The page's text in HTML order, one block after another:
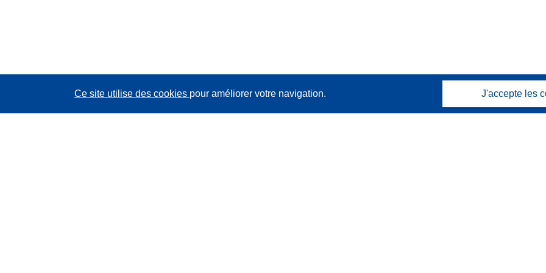
Ce site utilise des cookies pour améliorer votre navigation. J'accepte les